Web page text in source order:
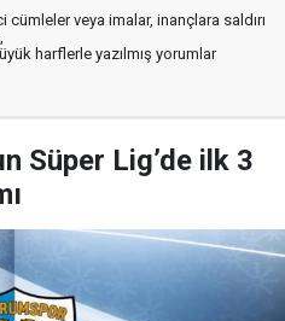
veya imalar, inançlara saldırı
harflerle yazılmış yorumlar
Süper Lig’de ilk 3